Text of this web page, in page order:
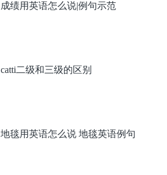
成绩用英语怎么说|例句示范
catti二级和三级的区别
地毯用英语怎么说 地毯英语例句